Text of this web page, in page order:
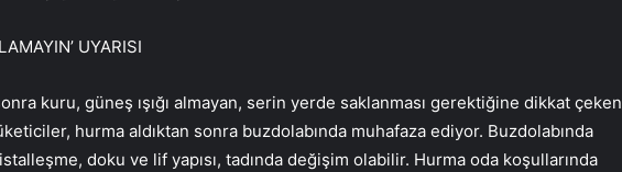
UYARISI
kuru, güneş ışığı almayan, serin yerde saklanması gerektiğine dikkat çeken
hurma aldıktan sonra buzdolabında muhafaza ediyor. Buzdolabında
doku ve lif yapısı, tadında değişim olabilir. Hurma oda koşullarında